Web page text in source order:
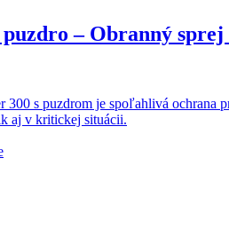
– Obranný sprej
300 s puzdrom je spoľahlivá
aj v kritickej situácii.